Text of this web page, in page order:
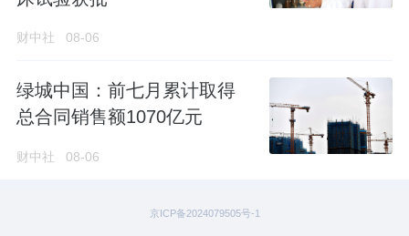
财中社 08-06
绿城中国：前七月累计取得
总合同销售额1070亿元
财中社 08-06
京ICP备2024079505号-1